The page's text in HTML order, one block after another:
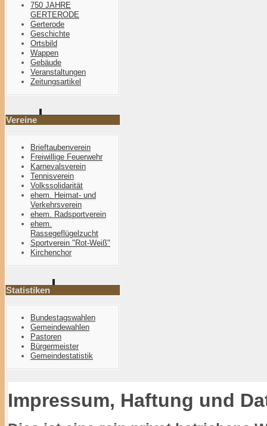
750 JAHRE
GERTERODE
Gerterode
Geschichte
Ortsbild
Wappen
Gebäude
Veranstaltungen
Zeitungsartikel
Vereine
Brieftaubenverein
Freiwillige Feuerwehr
Karnevalsverein
Tennisverein
Volkssolidarität
ehem. Heimat- und
Verkehrsverein
ehem. Radsportverein
ehem.
Rassegeflügelzucht
Sportverein "Rot-Weiß"
Kirchenchor
Statistiken
Bundestagswahlen
Gemeindewahlen
Pastoren
Bürgermeister
Gemeindestatistik
Impressum, Haftung und